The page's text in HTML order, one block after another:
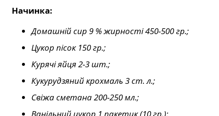
Начинка:
Домашній сир 9 % жирності 450-500 гр.;
Цукор пісок 150 гр.;
Курячі яйця 2-3 шт.;
Кукурудзяний крохмаль 3 ст. л.;
Свіжа сметана 200-250 мл.;
Ванільний цукор 1 пакетик (10 гр.);